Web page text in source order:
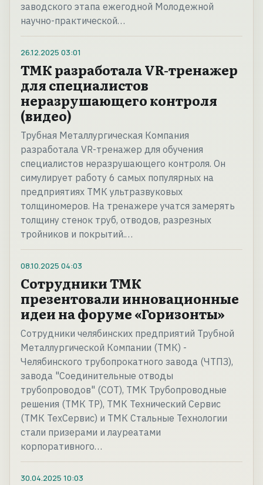
заводского этапа ежегодной Молодежной
научно-практической…
26.12.2025 03:01
ТМК разработала VR-тренажер
для специалистов
неразрушающего контроля
(видео)
Трубная Металлургическая Компания
разработала VR-тренажер для обучения
специалистов неразрушающего контроля. Он
симулирует работу 6 самых популярных на
предприятиях ТМК ультразвуковых
толщиномеров. На тренажере учатся замерять
толщину стенок труб, отводов, разрезных
тройников и покрытий.…
08.10.2025 04:03
Сотрудники ТМК
презентовали инновационные
идеи на форуме «Горизонты»
Сотрудники челябинских предприятий Трубной
Металлургической Компании (ТМК) -
Челябинского трубопрокатного завода (ЧТПЗ),
завода "Соединительные отводы
трубопроводов" (СОТ), ТМК Трубопроводные
решения (ТМК ТР), ТМК Технический Сервис
(ТМК ТехСервис) и ТМК Стальные Технологии
стали призерами и лауреатами
корпоративного…
30.04.2025 10:03